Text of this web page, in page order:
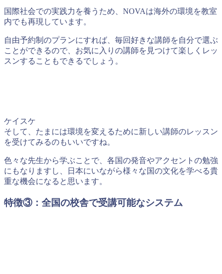
国際社会での実践力を養うため、NOVAは海外の環境を教室
内でも再現しています。
自由予約制のプランにすれば、毎回好きな講師を自分で選ぶ
ことができるので、お気に入りの講師を見つけて楽しくレッ
スンすることもできるでしょう。
ケイスケ
そして、たまには環境を変えるために新しい講師のレッスン
を受けてみるのもいいですね。
色々な先生から学ぶことで、各国の発音やアクセントの勉強
にもなりますし、日本にいながら様々な国の文化を学べる貴
重な機会になると思います。
特徴③：全国の校舎で受講可能なシステム